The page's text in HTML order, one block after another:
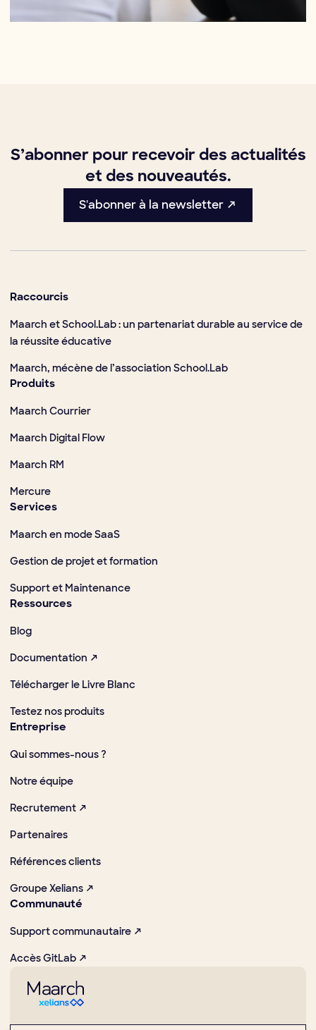
S’abonner pour recevoir des actualités
et des nouveautés.
S'abonner à la newsletter ↗
Raccourcis
Maarch et School.Lab : un partenariat durable au service de
la réussite éducative
Maarch, mécène de l’association School.Lab
Produits
Maarch Courrier
Maarch Digital Flow
Maarch RM
Mercure
Services
Maarch en mode SaaS
Gestion de projet et formation
Support et Maintenance
Ressources
Blog
Documentation ↗
Télécharger le Livre Blanc
Testez nos produits
Entreprise
Qui sommes-nous ?
Notre équipe
Recrutement ↗
Partenaires
Références clients
Groupe Xelians ↗
Communauté
Support communautaire ↗
Accès GitLab ↗